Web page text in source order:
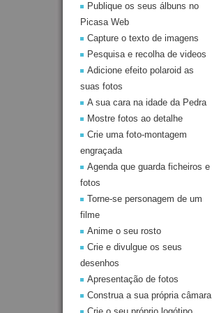
Publique os seus álbuns no
Picasa Web
Capture o texto de imagens
Pesquisa e recolha de videos
Adicione efeito polaroid as
suas fotos
A sua cara na idade da Pedra
Mostre fotos ao detalhe
Crie uma foto-montagem
engraçada
Agenda que guarda ficheiros e
fotos
Torne-se personagem de um
filme
Anime o seu rosto
Crie e divulgue os seus
desenhos
Apresentação de fotos
Construa a sua própria